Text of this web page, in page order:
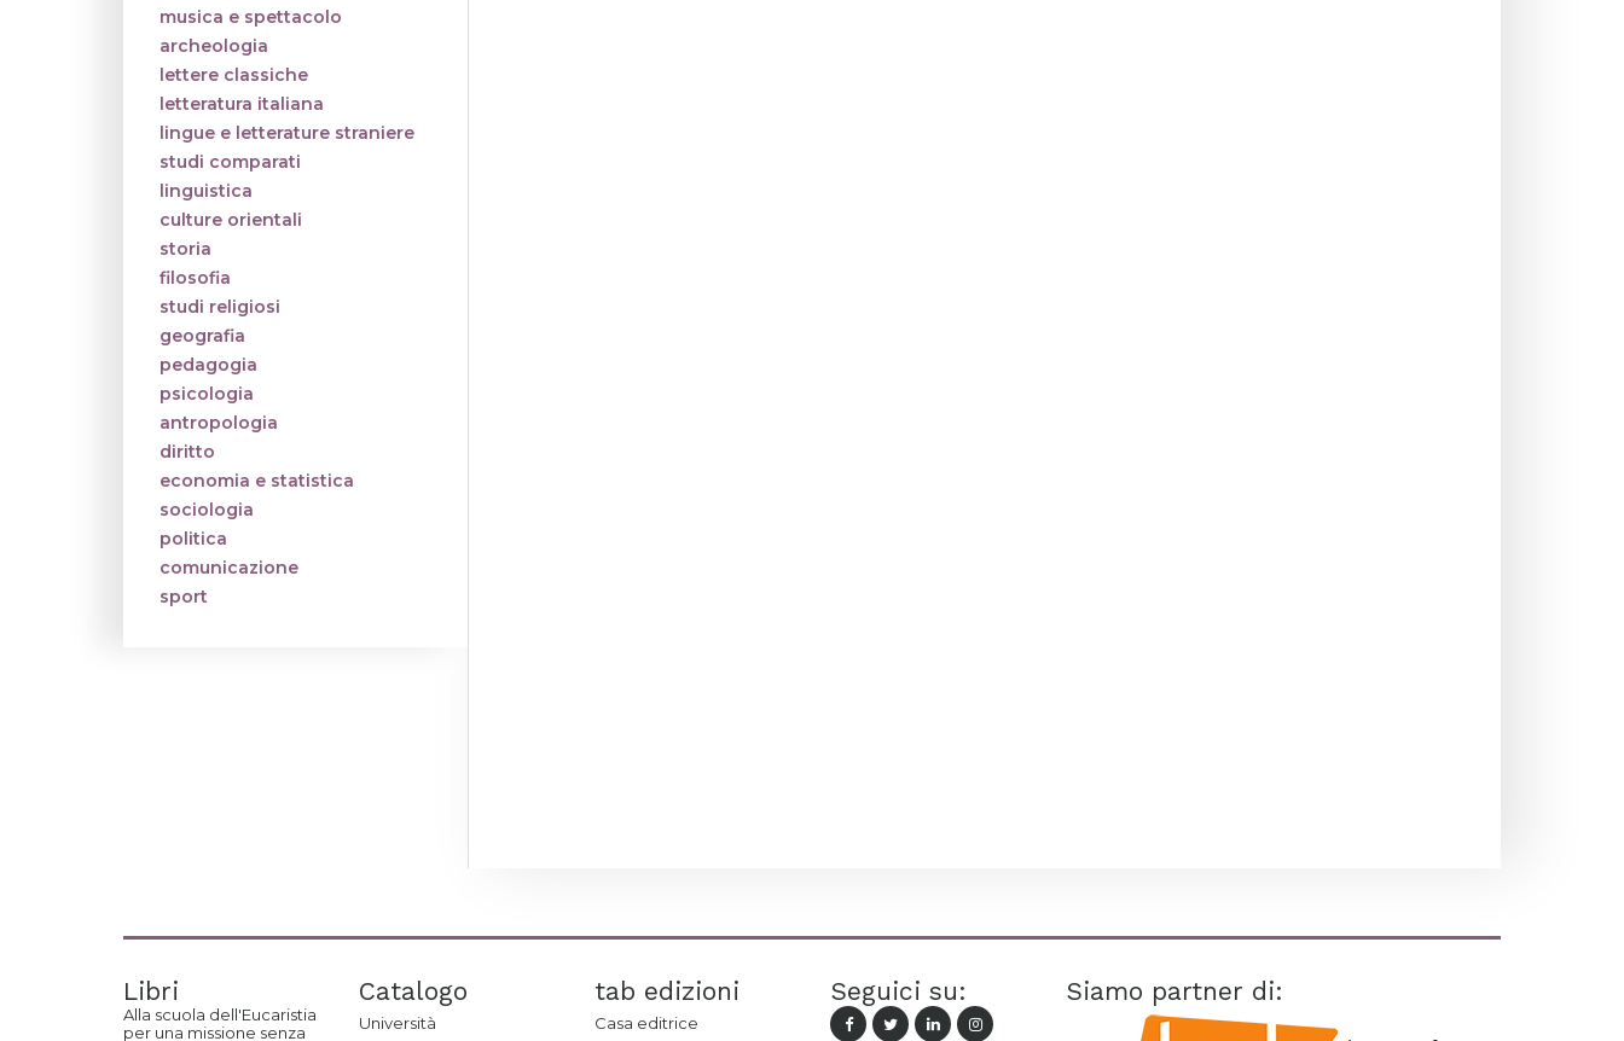
musica e spettacolo
archeologia
lettere classiche
letteratura italiana
lingue e letterature straniere
studi comparati
linguistica
culture orientali
storia
filosofia
studi religiosi
geografia
pedagogia
psicologia
antropologia
diritto
economia e statistica
sociologia
politica
comunicazione
sport
Libri
Alla scuola dell'Eucaristia
per una missione senza
Catalogo
Università
tab edizioni
Casa editrice
Seguici su: Siamo partner di: